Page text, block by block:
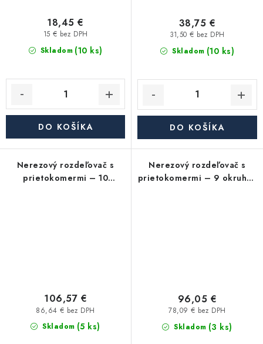
Skladom (10 ks)
15 € bez DPH
18,45 €
DO KOŠÍKA
Skladom (10 ks)
31,50 € bez DPH
38,75 €
DO KOŠÍKA
Nerezový rozdeľovač s
prietokomermi – 10
Skladom (5 ks)
86,64 € bez DPH
106,57 €
Nerezový rozdeľovač s
prietokomermi – 9 okruhov
Skladom (3 ks)
78,09 € bez DPH
96,05 €